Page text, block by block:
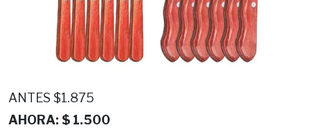
ANTES $1.875
AHORA: $ 1.500